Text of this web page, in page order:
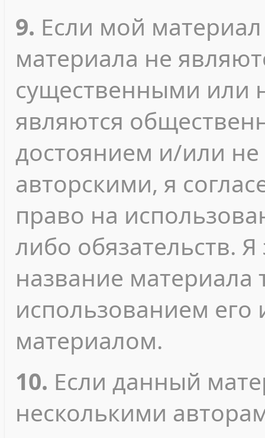
9. Если мой
материала не
существенными или
являются
достоянием и/или
авторскими, я
право на
либо обязательств.
название материала
использованием
материалом.
10. Если данный
несколькими